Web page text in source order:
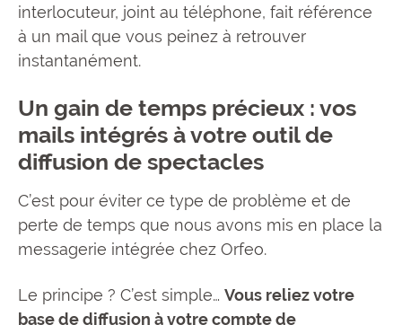
interlocuteur, joint au téléphone, fait référence
à un mail que vous peinez à retrouver
instantanément.
Un gain de temps précieux : vos
mails intégrés à votre outil de
diffusion de spectacles
C’est pour éviter ce type de problème et de
perte de temps que nous avons mis en place la
messagerie intégrée chez Orfeo.
Le principe ? C’est simple… Vous reliez votre
base de diffusion à votre compte de